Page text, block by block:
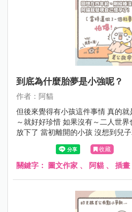
到底為什麼胎夢是小強呢？
作者：阿貓
但後來覺得有小孩這件事情 真的
～就好好珍惜 如果沒有～二人世
放下了 當初離開的小孩 沒想到兒
了帶小弟弟啊!!! 真是糊塗
收藏
關鍵字： 圖文作家 、 阿貓 、 插畫